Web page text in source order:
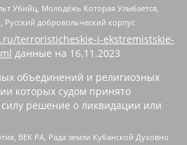
Убийц, Молодёжь Которая Улыбается,
добровольческий корпус
terroristicheskie-i-ekstremistskie-
данные на 16.11.2023
объединений и религиозных
которых судом принято
решение о ликвидации или
ВЕК РА, Рада земли Кубанской Духовно